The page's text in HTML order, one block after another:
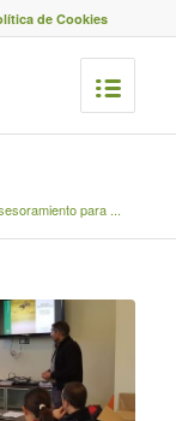
de Cookies
para ...